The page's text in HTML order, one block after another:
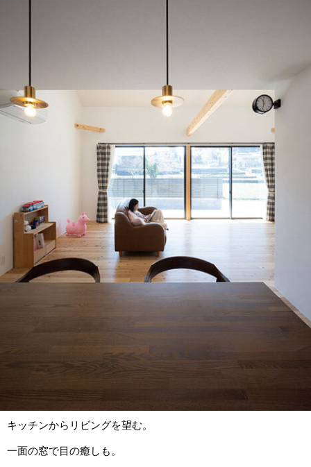
キッチンからリビングを望む。
一面の窓で目の癒しも。